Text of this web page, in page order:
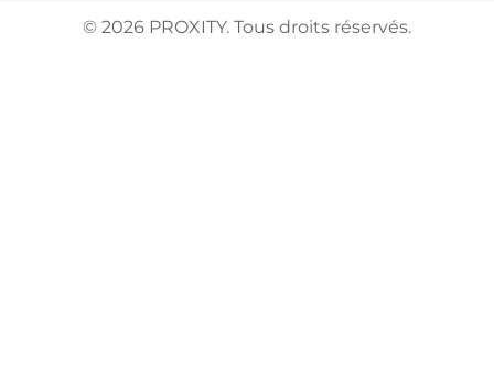
© 2026 PROXITY. Tous droits réservés.